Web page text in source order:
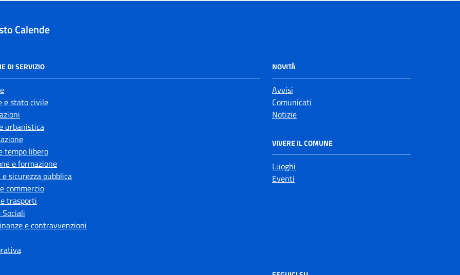
Calende
DI SERVIZIO
e stato civile
urbanistica
tempo libero
e formazione
sicurezza pubblica
commercio
trasporti
e contravvenzioni
NOVITÀ
Avvisi
Comunicati
Notizie
VIVERE IL COMUNE
Luoghi
Eventi